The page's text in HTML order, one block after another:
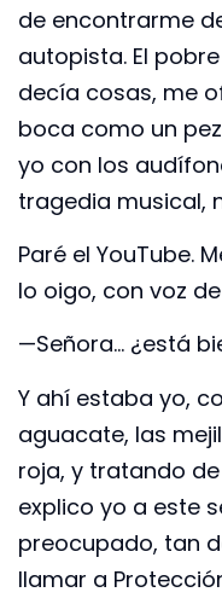
de encontrarme
autopista. El
decía cosas, me
boca como un
yo con los
tragedia musical,
Paré el YouTube.
lo oigo, con voz
—Señora… ¿está
Y ahí estaba yo,
aguacate, las
roja, y tratando
explico yo a este
preocupado, tan
llamar a